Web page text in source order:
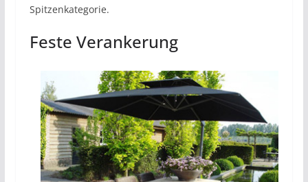
Spitzenkategorie.
Feste Verankerung